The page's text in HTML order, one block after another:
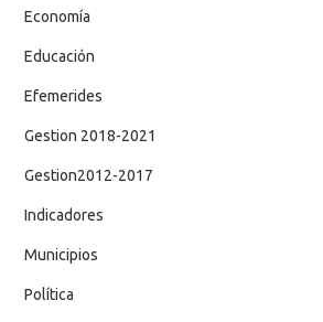
Economía
Educación
Efemerides
Gestion 2018-2021
Gestion2012-2017
Indicadores
Municipios
Política